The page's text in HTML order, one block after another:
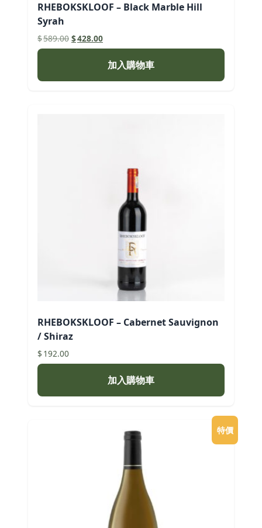
RHEBOKSKLOOF – Black Marble Hill
Syrah
$589.00 原
始
$589.00。
$428.00目
前
價
格：
$428.00。
加入購物車
RHEBOKSKLOOF – Cabernet Sauvignon
/ Shiraz
$ 192.00
加入購物車
特價